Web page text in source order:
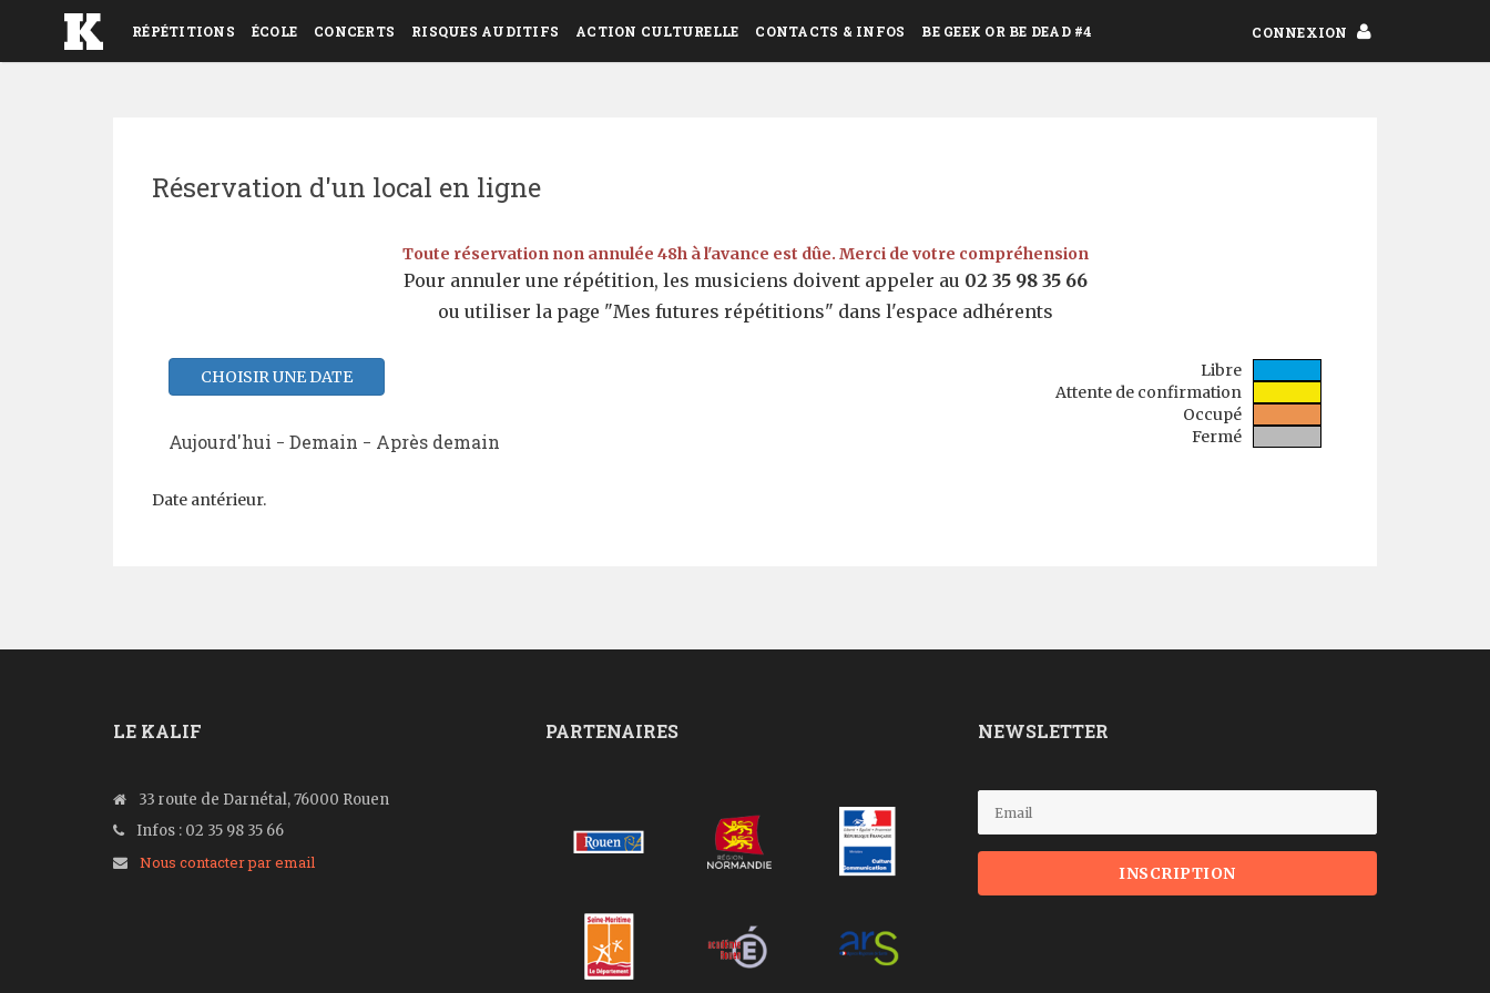
RÉPÉTITIONS ÉCOLE CONCERTS RISQUES AUDITIFS ACTION CULTURELLE CONTACTS & INFOS BE GEEK OR BE DEAD #4 CONNEXION
Réservation d'un local en ligne
Toute réservation non annulée 48h à l'avance est dûe. Merci de votre compréhension
Pour annuler une répétition, les musiciens doivent appeler au 02 35 98 35 66
ou utiliser la page "Mes futures répétitions" dans l'espace adhérents
Aujourd'hui - Demain - Après demain
Libre
Attente de confirmation
Occupé
Fermé
Date antérieur.
LE KALIF
33 route de Darnétal, 76000 Rouen
Infos : 02 35 98 35 66
Nous contacter par email
PARTENAIRES NEWSLETTER